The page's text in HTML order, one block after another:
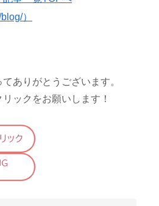
）
ありがとうございます。
ックをお願いします！